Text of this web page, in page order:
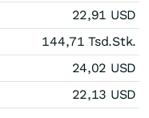
22,91 USD
144,71 Tsd.Stk.
24,02 USD
22,13 USD